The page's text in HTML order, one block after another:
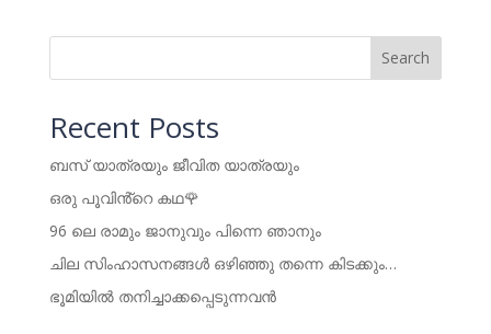
b
k
s
p
l e
Search
Recent Posts
ബസ് യാത്രയും ജീവിത യാത്രയും
ഒരു പൂവിൻ്റെ കഥ🌹
96 ലെ രാമും ജാനുവും പിന്നെ ഞാനും
ചില സിംഹാസനങ്ങൾ ഒഴിഞ്ഞു തന്നെ കിടക്കും…
ഭൂമിയിൽ തനിച്ചാക്കപ്പെടുന്നവൻ